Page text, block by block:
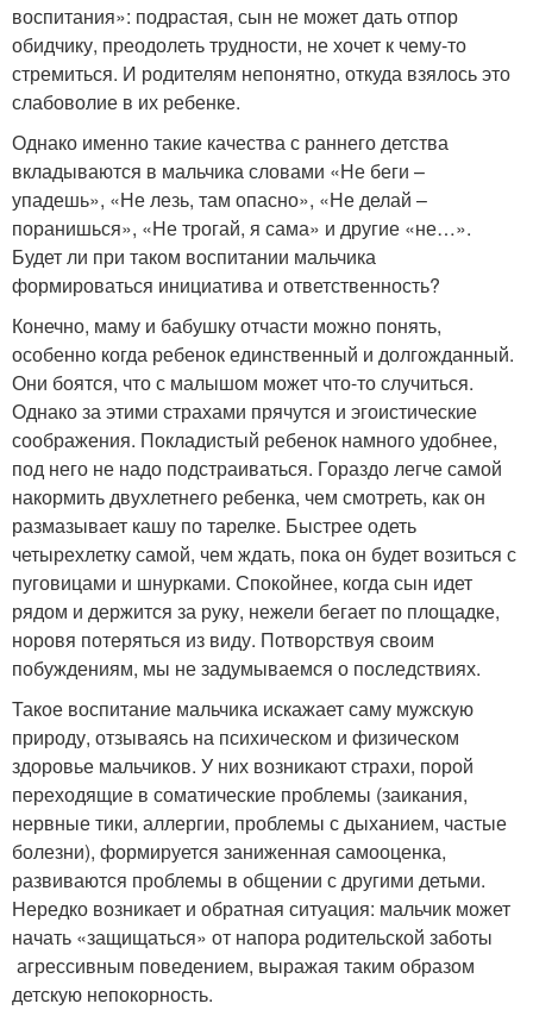
воспитания»: подрастая, сын не может дать отпор
обидчику, преодолеть трудности, не хочет к чему-то
стремиться. И родителям непонятно, откуда взялось это
слабоволие в их ребенке.
Однако именно такие качества с раннего детства
вкладываются в мальчика словами «Не беги –
упадешь», «Не лезь, там опасно», «Не делай –
поранишься», «Не трогай, я сама» и другие «не…».
Будет ли при таком воспитании мальчика
формироваться инициатива и ответственность?
Конечно, маму и бабушку отчасти можно понять,
особенно когда ребенок единственный и долгожданный.
Они боятся, что с малышом может что-то случиться.
Однако за этими страхами прячутся и эгоистические
соображения. Покладистый ребенок намного удобнее,
под него не надо подстраиваться. Гораздо легче самой
накормить двухлетнего ребенка, чем смотреть, как он
размазывает кашу по тарелке. Быстрее одеть
четырехлетку самой, чем ждать, пока он будет возиться с
пуговицами и шнурками. Спокойнее, когда сын идет
рядом и держится за руку, нежели бегает по площадке,
норовя потеряться из виду. Потворствуя своим
побуждениям, мы не задумываемся о последствиях.
Такое воспитание мальчика искажает саму мужскую
природу, отзываясь на психическом и физическом
здоровье мальчиков. У них возникают страхи, порой
переходящие в соматические проблемы (заикания,
нервные тики, аллергии, проблемы с дыханием, частые
болезни), формируется заниженная самооценка,
развиваются проблемы в общении с другими детьми.
Нередко возникает и обратная ситуация: мальчик может
начать «защищаться» от напора родительской заботы
агрессивным поведением, выражая таким образом
детскую непокорность.